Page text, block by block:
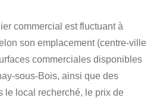
commercial est fluctuant à
son emplacement (centre-ville
commerciales disponibles
sous-Bois, ainsi que des
le local recherché, le prix de